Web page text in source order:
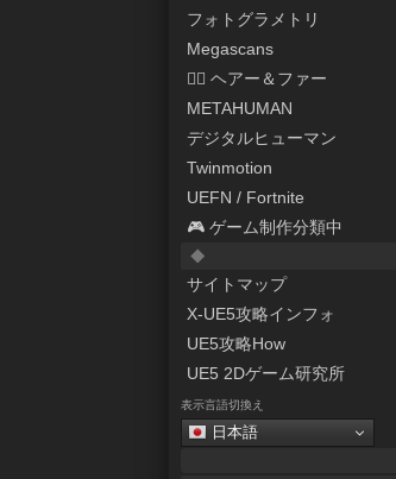
フォトグラメトリ
Megascans
💇‍♀️ ヘアー＆ファー
METAHUMAN
デジタルヒューマン
Twinmotion
UEFN / Fortnite
🎮 ゲーム制作分類中
◆
サイトマップ
X-UE5攻略インフォ
UE5攻略How
UE5 2Dゲーム研究所
表示言語切換え
日本語